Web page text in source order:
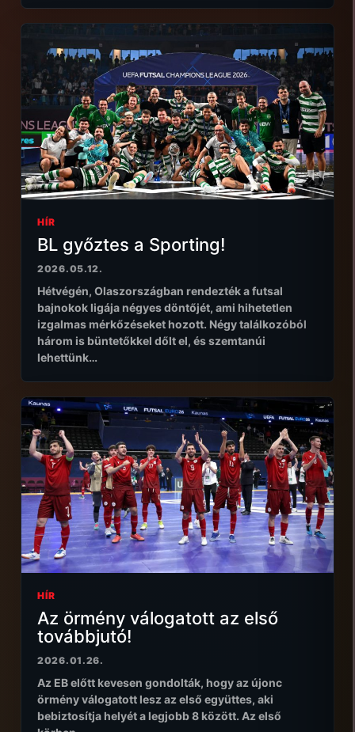
HÍR
BL győztes a Sporting!
2026.05.12.
Hétvégén, Olaszországban rendezték a futsal
bajnokok ligája négyes döntőjét, ami hihetetlen
izgalmas mérkőzéseket hozott. Négy találkozóból
három is büntetőkkel dőlt el, és szemtanúi
lehettünk…
HÍR
Az örmény válogatott az első
továbbjutó!
2026.01.26.
Az EB előtt kevesen gondolták, hogy az újonc
örmény válogatott lesz az első együttes, aki
bebiztosítja helyét a legjobb 8 között. Az első